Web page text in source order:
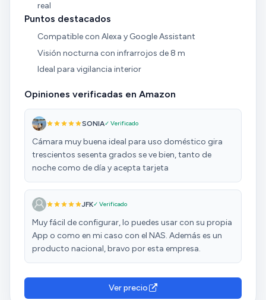
real
Puntos destacados
Compatible con Alexa y Google Assistant
Visión nocturna con infrarrojos de 8 m
Ideal para vigilancia interior
Opiniones verificadas en Amazon
SONIA✓ Verificado
Cámara muy buena ideal para uso doméstico gira
trescientos sesenta grados se ve bien, tanto de
noche como de día y acepta tarjeta
JFK✓ Verificado
Muy fácil de configurar, lo puedes usar con su propia
App o como en mi caso con el NAS. Además es un
producto nacional, bravo por esta empresa.
Ver precio